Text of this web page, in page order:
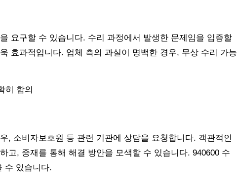
요구할 수 있습니다. 수리 과정에서 발생한 문제임을 입증할
효과적입니다. 업체 측의 과실이 명백한 경우, 무상 수리 가능
히 합의
, 소비자보호원 등 관련 기관에 상담을 요청합니다. 객관적인
고, 중재를 통해 해결 방안을 모색할 수 있습니다. 940600 수
수 있습니다.